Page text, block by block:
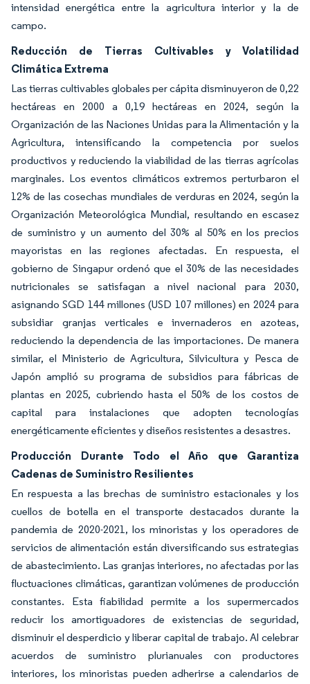
intensidad energética entre la agricultura interior y la de
campo.
Reducción de Tierras Cultivables y Volatilidad
Climática Extrema
Las tierras cultivables globales per cápita disminuyeron de 0,22
hectáreas en 2000 a 0,19 hectáreas en 2024, según la
Organización de las Naciones Unidas para la Alimentación y la
Agricultura, intensificando la competencia por suelos
productivos y reduciendo la viabilidad de las tierras agrícolas
marginales. Los eventos climáticos extremos perturbaron el
12% de las cosechas mundiales de verduras en 2024, según la
Organización Meteorológica Mundial, resultando en escasez
de suministro y un aumento del 30% al 50% en los precios
mayoristas en las regiones afectadas. En respuesta, el
gobierno de Singapur ordenó que el 30% de las necesidades
nutricionales se satisfagan a nivel nacional para 2030,
asignando SGD 144 millones (USD 107 millones) en 2024 para
subsidiar granjas verticales e invernaderos en azoteas,
reduciendo la dependencia de las importaciones. De manera
similar, el Ministerio de Agricultura, Silvicultura y Pesca de
Japón amplió su programa de subsidios para fábricas de
plantas en 2025, cubriendo hasta el 50% de los costos de
capital para instalaciones que adopten tecnologías
energéticamente eficientes y diseños resistentes a desastres.
Producción Durante Todo el Año que Garantiza
Cadenas de Suministro Resilientes
En respuesta a las brechas de suministro estacionales y los
cuellos de botella en el transporte destacados durante la
pandemia de 2020-2021, los minoristas y los operadores de
servicios de alimentación están diversificando sus estrategias
de abastecimiento. Las granjas interiores, no afectadas por las
fluctuaciones climáticas, garantizan volúmenes de producción
constantes. Esta fiabilidad permite a los supermercados
reducir los amortiguadores de existencias de seguridad,
disminuir el desperdicio y liberar capital de trabajo. Al celebrar
acuerdos de suministro plurianuales con productores
interiores, los minoristas pueden adherirse a calendarios de